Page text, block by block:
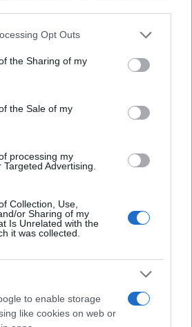
app uses one or more Google
or usage behaviour. You may click to
Google and its third-party tags to
specified purposes in below Google
Opt Outs
the Sharing of my
the Sale of my
processing my
Advertising.
Collection, Use,
or Sharing of my
Is Unrelated with the
it was collected.
to enable storage
like cookies on web or
αυτή την συμπεριφορά των
το Goal/Goal πρώτου
3,75. Αξίζει να αναφέρουμε
να πάρουν μεγάλο ρίσκο, το
στο 1,57.
Φέγενορντ – Μπάγερ
Goal α’ ημιχρόνου (Απόδοση:
Μπρεστ – Στουρμ Γκρατς: